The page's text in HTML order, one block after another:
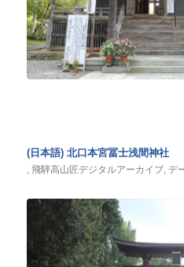
(日本語) 北口本宮冨士浅間神社
, 飛騨高山匠デジタルアーカイブ, デ